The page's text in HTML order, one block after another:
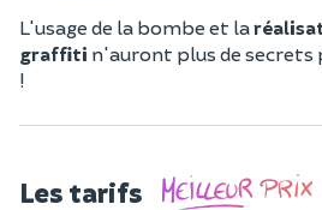
L'usage de la bombe et la
graffiti n'auront plus de
!
Les tarifs